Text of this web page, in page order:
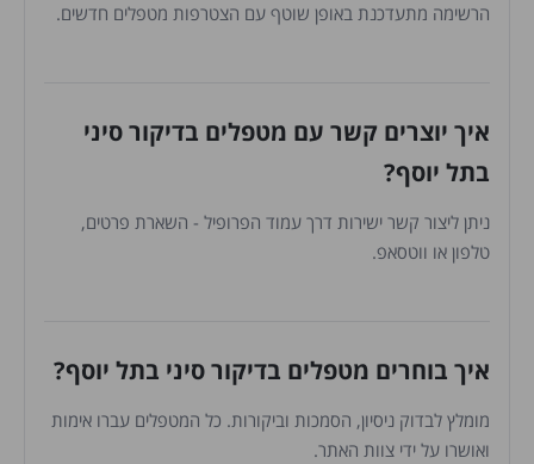
הרשימה מתעדכנת באופן שוטף עם הצטרפות מטפלים חדשים.
איך יוצרים קשר עם מטפלים בדיקור סיני
בתל יוסף?
ניתן ליצור קשר ישירות דרך עמוד הפרופיל - השארת פרטים,
טלפון או ווטסאפ.
איך בוחרים מטפלים בדיקור סיני בתל יוסף?
מומלץ לבדוק ניסיון, הסמכות וביקורות. כל המטפלים עברו אימות
ואושרו על ידי צוות האתר.